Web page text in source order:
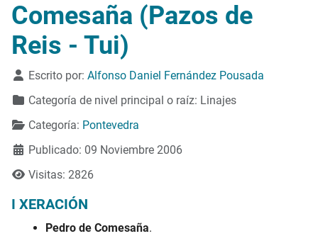
Comesaña (Pazos de
Reis - Tui)
Detalles
Escrito por: Alfonso Daniel Fernández Pousada
Categoría de nivel principal o raíz: Linajes
Categoría: Pontevedra
Publicado: 09 Noviembre 2006
Visitas: 2826
I XERACIÓN
Pedro de Comesaña.